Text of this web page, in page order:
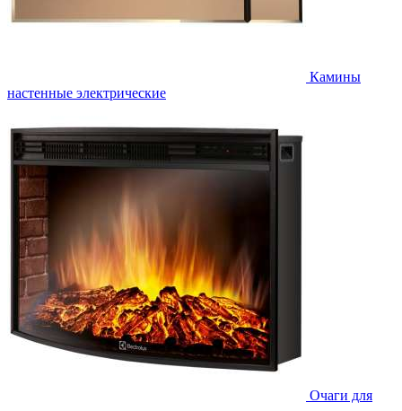
Камины
настенные электрические
Очаги для